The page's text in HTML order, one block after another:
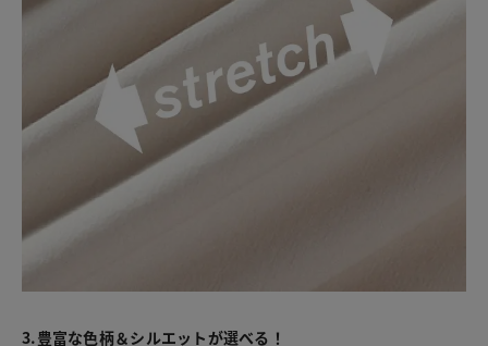
3.豊富な色柄＆シルエットが選べる！